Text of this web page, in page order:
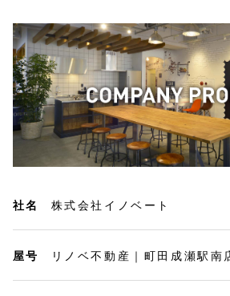
社名 株式会社イノベート
屋号 リノベ不動産｜町田成瀬駅南